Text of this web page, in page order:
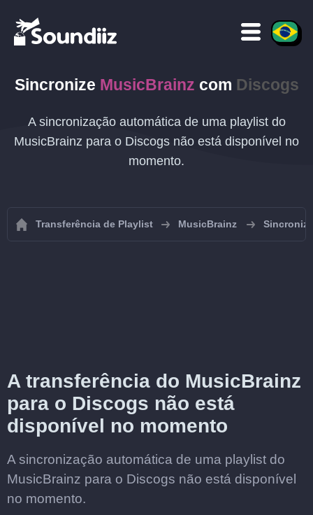
Sincronize MusicBrainz com Discogs
A sincronização automática de uma playlist do
MusicBrainz para o Discogs não está disponível no
momento.
Transferência de Playlist MusicBrainz
A transferência do MusicBrainz
para o Discogs não está
disponível no momento
A sincronização automática de uma playlist do
MusicBrainz para o Discogs não está disponível
no momento.